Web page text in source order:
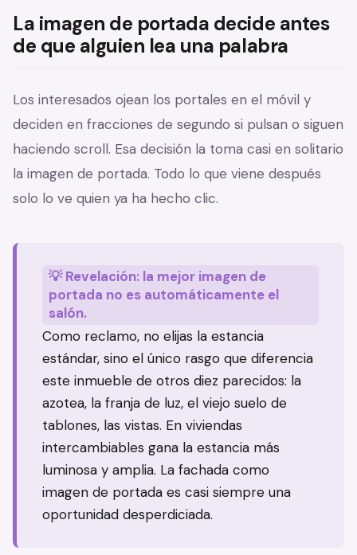
La imagen de portada decide antes
de que alguien lea una palabra
Los interesados ojean los portales en el móvil y
deciden en fracciones de segundo si pulsan o siguen
haciendo scroll. Esa decisión la toma casi en solitario
la imagen de portada. Todo lo que viene después
solo lo ve quien ya ha hecho clic.
💡 Revelación: la mejor imagen de
portada no es automáticamente el
salón.
Como reclamo, no elijas la estancia
estándar, sino el único rasgo que diferencia
este inmueble de otros diez parecidos: la
azotea, la franja de luz, el viejo suelo de
tablones, las vistas. En viviendas
intercambiables gana la estancia más
luminosa y amplia. La fachada como
imagen de portada es casi siempre una
oportunidad desperdiciada.